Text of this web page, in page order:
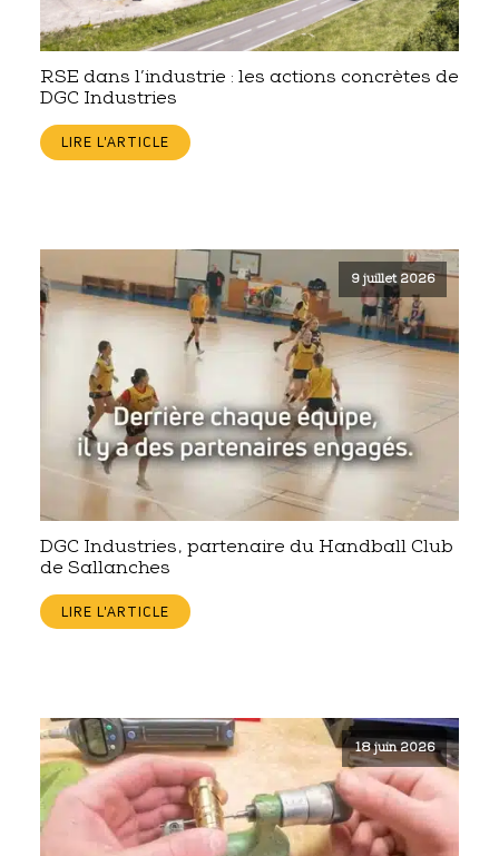
RSE dans l’industrie : les actions concrètes de
DGC Industries
LIRE L'ARTICLE
9 juillet 2026
DGC Industries, partenaire du Handball Club
de Sallanches
LIRE L'ARTICLE
18 juin 2026